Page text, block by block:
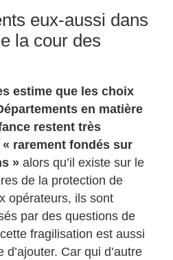
eux-aussi dans
la cour des
estime que les choix
en matière
restent très
rarement fondés sur
» alors qu’il existe sur le
de la protection de
opérateurs, ils sont
par des questions de
fragilisation est aussi
Car qui d’autre